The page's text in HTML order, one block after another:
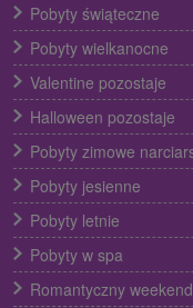
Pobyty świąteczne
Pobyty wielkanocne
Valentine pozostaje
Halloween pozostaje
Pobyty zimowe
Pobyty jesienne
Pobyty letnie
Pobyty w spa
Romantyczny